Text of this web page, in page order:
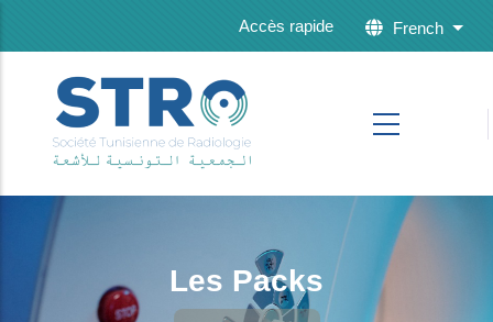
Accès rapide French List
Les Packs